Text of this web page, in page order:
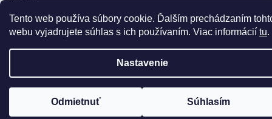
Tento web používa súbory cookie. Ďalším prechádzaním
webu vyjadrujete súhlas s ich používaním. Viac informácií tu.
Nastavenie
Odmietnuť Súhlasím